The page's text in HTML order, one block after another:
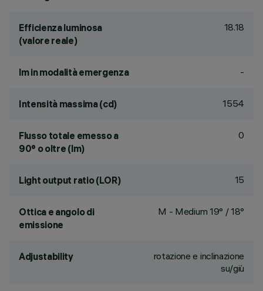
Efficienza luminosa
(valore reale)
18.18
lm in modalità emergenza -
Intensità massima (cd) 1554
Flusso totale emesso a
90° o oltre (lm)
0
Light output ratio (LOR) 15
Ottica e angolo di
emissione
M - Medium 19° / 18°
Adjustability
rotazione e inclinazione
su/giù